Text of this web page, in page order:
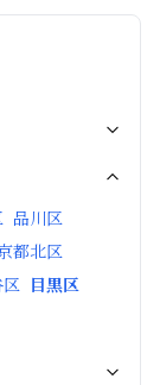
品川区
都北区
目黒区